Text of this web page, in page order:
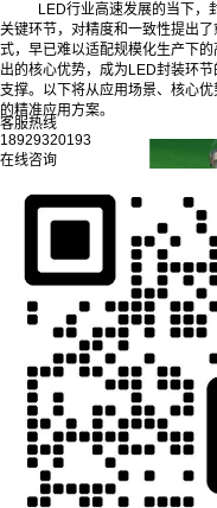
LED行业高速发展的当下，
关键环节，对精度和一致性提出
式，早已难以适配规模化生产下的
出的核心优势，成为LED封装环
支撑。以下将从应用场景、核心
的精准应用方案。
客服热线
18929320193
在线咨询